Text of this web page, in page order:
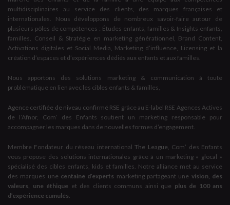
multidisciplinaires au service des clients, des marques françaises et
internationales. Nous développons de nombreux savoir-faire autour de
plusieurs pôles de compétences : Études enfants, familles & Insights enfants,
familles, Conseil & Stratégie en marketing générationnel, Brand Content,
Activations digitales et Social Media, Marketing d’influence, Licensing et la
création d’espaces et d’expériences dédiés aux enfants et aux familles.
Nous apportons des solutions marketing & communication à toute
problématique en lien avec les cibles enfants & familles,
Agence certifiée de niveau confirmé RSE grâce au E-label RSE Agences Actives
de l’Afnor, Com’ des Enfants soutient un marketing responsable pour
accompagner les marques dans de nouvelles formes d’engagement.
Membre Fondateur du réseau internationalThe League , Com’ des Enfants
vous propose des solutions internationales grâce à un marketing « glocal »
spécialisé des cibles enfants, kids et familles. Notre alliance met au service
des marques une centaine d’experts marketing partageant une vision, des
valeurs, une éthique et des clients communs ainsi que plus de 100 ans
d’expérience cumulés